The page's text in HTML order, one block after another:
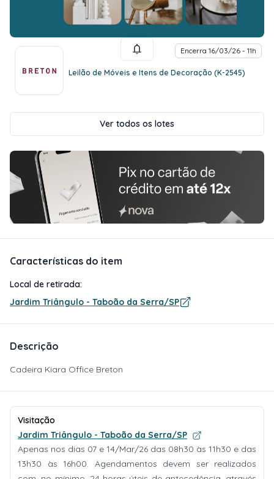
Encerra 16/03/26 - 11h
Leilão de Móveis e Itens de Decoração (K-2545)
Ver todos os lotes
Características do item
Local de retirada:
Jardim Triângulo - Taboão da Serra/SP
Descrição
Cadeira Kiara Office Breton
Visitação
Jardim Triângulo - Taboão da Serra/SP
Apenas nos dias 07 e 14/Mar/26 das 08h30 às 11h30 e das
13h30 às 16h00. Agendamentos devem ser realizados